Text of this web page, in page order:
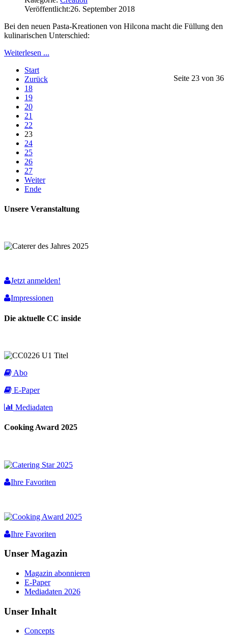
Veröffentlicht:26. September 2018
Bei den neuen Pasta-Kreationen von Hilcona macht die Füllung den
kulinarischen Unterschied:
Weiterlesen ...
Seite 23 von 36
Start
Zurück
18
19
20
21
22
23
24
25
26
27
Weiter
Ende
Unsere Veranstaltung
Jetzt anmelden!
Impressionen
Die aktuelle CC inside
Abo
E-Paper
Mediadaten
Cooking Award 2025
Ihre Favoriten
Ihre Favoriten
Unser Magazin
Magazin abonnieren
E-Paper
Mediadaten 2026
Unser Inhalt
Concepts